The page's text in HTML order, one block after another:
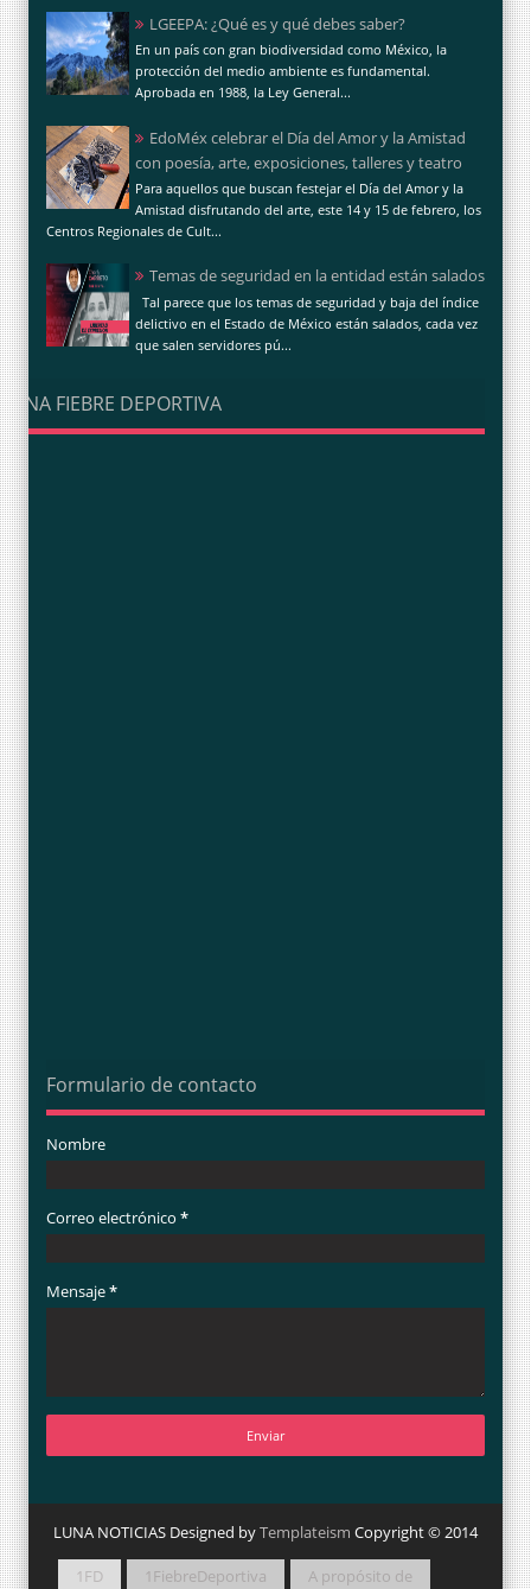
LGEEPA: ¿Qué es y qué debes saber?
En un país con gran biodiversidad como México, la
protección del medio ambiente es fundamental.
Aprobada en 1988, la Ley General...
EdoMéx celebrar el Día del Amor y la Amistad
con poesía, arte, exposiciones, talleres y teatro
Para aquellos que buscan festejar el Día del Amor y la
Amistad disfrutando del arte, este 14 y 15 de febrero, los
Centros Regionales de Cult...
Temas de seguridad en la entidad están salados
Tal parece que los temas de seguridad y baja del índice
delictivo en el Estado de México están salados, cada vez
que salen servidores pú...
UNA FIEBRE DEPORTIVA
Formulario de contacto
Nombre
Correo electrónico *
Mensaje*
LUNA NOTICIAS Designed byTemplateism Copyright © 2014
1FD 1FiebreDeportiva
A propósito de